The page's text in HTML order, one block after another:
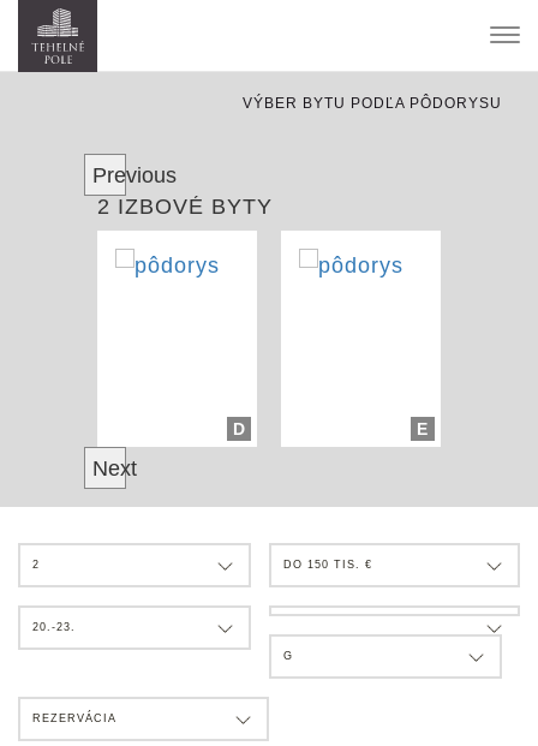
VÝBER BYTU PODĽA PÔDORYSU
Previous
2 IZBOVÉ BYTY
D E
Next
2 DO 150 TIS. €
20.-23.
G
REZERVÁCIA